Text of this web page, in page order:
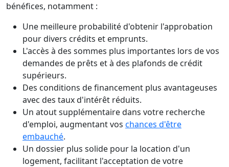
bénéfices, notamment :
Une meilleure probabilité d'obtenir l'approbation
pour divers crédits et emprunts.
L'accès à des sommes plus importantes lors de vos
demandes de prêts et à des plafonds de crédit
supérieurs.
Des conditions de financement plus avantageuses
avec des taux d'intérêt réduits.
Un atout supplémentaire dans votre recherche
d'emploi, augmentant vos chances d'être
embauché.
Un dossier plus solide pour la location d'un
logement, facilitant l'acceptation de votre